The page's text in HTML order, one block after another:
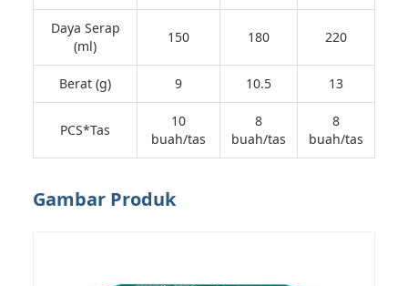
Daya Serap
(ml)
150 180 220
Berat (g) 9 10.5 13
PCS*Tas
10
buah/tas
8
buah/tas
8
buah/tas
Gambar Produk